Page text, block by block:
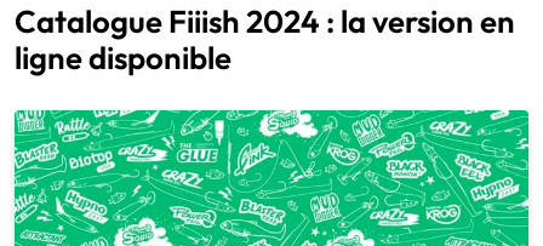
Catalogue Fiiish 2024 : la version en
ligne disponible